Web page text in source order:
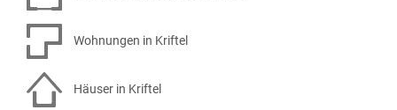
Wohnungen in Kriftel
Häuser in Kriftel